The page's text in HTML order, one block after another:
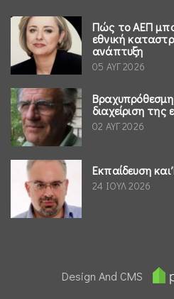
Πώς το ΑΕΠ
εθνική
ανάπτυξη
05 ΑΥΓ 2026
Βραχυπρόθεσμη
διαχείριση της
02 ΑΥΓ 2026
Εκπαίδευση και
24 ΙΟΥΛ 2026
Design And CMS